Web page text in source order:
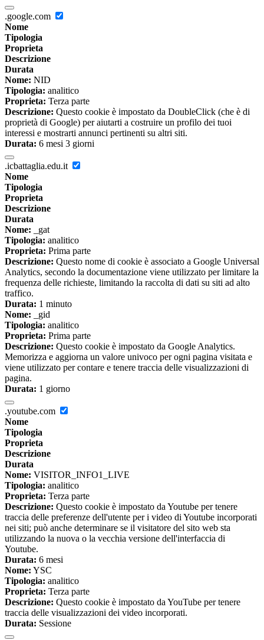
.google.com
Nome
Tipologia
Proprieta
Descrizione
Durata
Nome: NID
Tipologia: analitico
Proprieta: Terza parte
Descrizione: Questo cookie è impostato da DoubleClick (che è di
proprietà di Google) per aiutarti a costruire un profilo dei tuoi
interessi e mostrarti annunci pertinenti su altri siti.
Durata: 6 mesi 3 giorni
.icbattaglia.edu.it
Nome
Tipologia
Proprieta
Descrizione
Durata
Nome: _gat
Tipologia: analitico
Proprieta: Prima parte
Descrizione: Questo nome di cookie è associato a Google Universal
Analytics, secondo la documentazione viene utilizzato per limitare la
frequenza delle richieste, limitando la raccolta di dati su siti ad alto
traffico.
Durata: 1 minuto
Nome: _gid
Tipologia: analitico
Proprieta: Prima parte
Descrizione: Questo cookie è impostato da Google Analytics.
Memorizza e aggiorna un valore univoco per ogni pagina visitata e
viene utilizzato per contare e tenere traccia delle visualizzazioni di
pagina.
Durata: 1 giorno
.youtube.com
Nome
Tipologia
Proprieta
Descrizione
Durata
Nome: VISITOR_INFO1_LIVE
Tipologia: analitico
Proprieta: Terza parte
Descrizione: Questo cookie è impostato da Youtube per tenere
traccia delle preferenze dell'utente per i video di Youtube incorporati
nei siti; può anche determinare se il visitatore del sito web sta
utilizzando la nuova o la vecchia versione dell'interfaccia di
Youtube.
Durata: 6 mesi
Nome: YSC
Tipologia: analitico
Proprieta: Terza parte
Descrizione: Questo cookie è impostato da YouTube per tenere
traccia delle visualizzazioni dei video incorporati.
Durata: Sessione